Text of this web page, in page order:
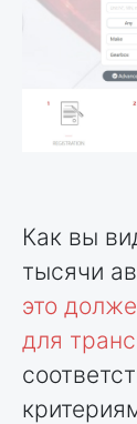
Как вы
тысячи
это
для